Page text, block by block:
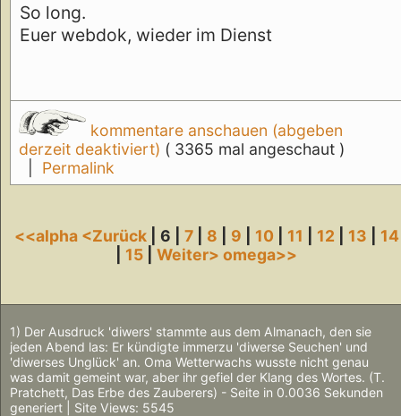
So long.
Euer webdok, wieder im Dienst
kommentare anschauen (abgeben
derzeit deaktiviert) ( 3365 mal angeschaut )
Permalink
<<alpha <Zurück | 6 | 7| 8 9 10| 11 12 13
14
15 |Weiter>omega>>
1) Der Ausdruck 'diwers' stammte aus dem Almanach, den sie
jeden Abend las: Er kündigte immerzu 'diwerse Seuchen' und
'diwerses Unglück' an. Oma Wetterwachs wusste nicht genau
was damit gemeint war, aber ihr gefiel der Klang des Wortes. (T.
Pratchett, Das Erbe des Zauberers) - Seite in 0.0036 Sekunden
generiert | Site Views: 5545